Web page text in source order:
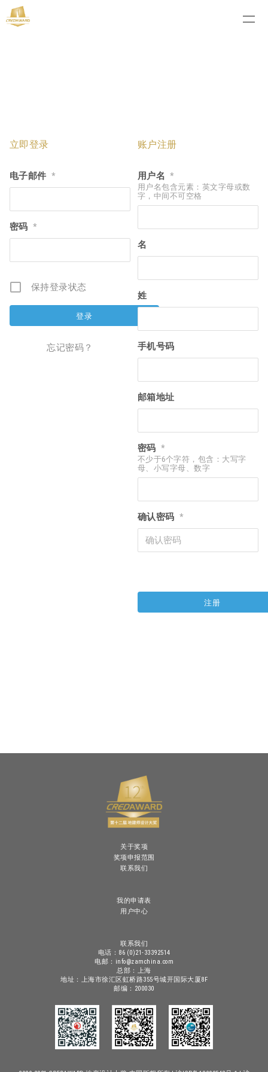
立即登录
电子邮件 *
密码 *
保持登录状态
忘记密码？
账户注册
用户名 *
用户名包含元素：英文字母或数
字，中间不可空格
名
姓
手机号码
邮箱地址
密码 *
不少于6个字符，包含：大写字
母、小写字母、数字
确认密码 *
关于奖项
奖项申报范围
联系我们
我的申请表
用户中心
联系我们
电话：86 (0)21-33392514
电邮：info@zamchina.com
总部：上海
地址：上海市徐汇区虹桥路355号城开国际大厦8F
邮编：200030